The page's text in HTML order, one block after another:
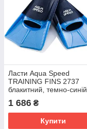
Ласти Aqua Speed
TRAINING FINS 2737
блакитний, темно-синій
1 686 ₴
Купити